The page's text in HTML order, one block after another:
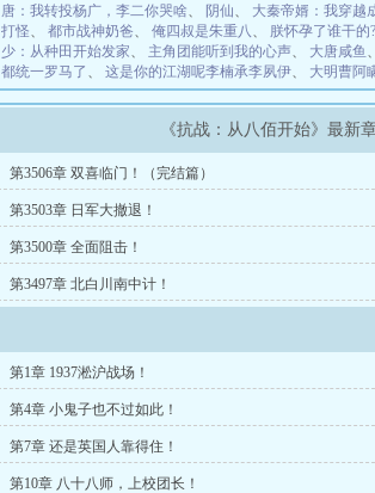
唐：我转投杨广，李二你哭啥、 阴仙、 大秦帝婿：我穿越
打怪、 都市战神奶爸、 俺四叔是朱重八、 朕怀孕了谁干的?
少：从种田开始发家、 主角团能听到我的心声、 大唐咸鱼 、
都统一罗马了 、 这是你的江湖呢李楠承李夙伊、 大明曹阿
《抗战：从八佰开始》最新
第3506章 双喜临门！（完结篇）
第3503章 日军大撤退！
第3500章 全面阻击！
第3497章 北白川南中计！
第1章 1937淞沪战场！
第4章 小鬼子也不过如此！
第7章 还是英国人靠得住！
第10章 八十八师，上校团长！